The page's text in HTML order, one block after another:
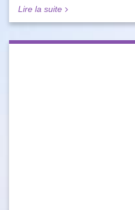
Lire la suite